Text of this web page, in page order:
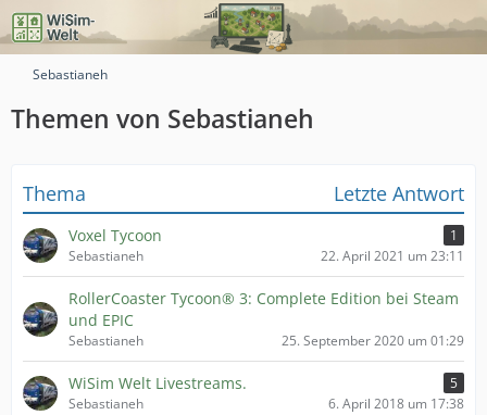
Sebastianeh
Themen von Sebastianeh
Thema Letzte Antwort
Voxel Tycoon
1
Sebastianeh
22. April 2021 um 23:11
RollerCoaster Tycoon® 3: Complete Edition bei Steam
und EPIC
Sebastianeh 25. September 2020 um 01:29
WiSim Welt Livestreams.
5
Sebastianeh
6. April 2018 um 17:38